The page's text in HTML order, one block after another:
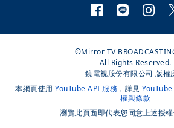
©Mirror TV
All Rights Reserved.
鏡電視股份有限公司 版權
本網頁使用 YouTube API 服務 ，詳見
權與條款
瀏覽此頁面即代表您同意上述授